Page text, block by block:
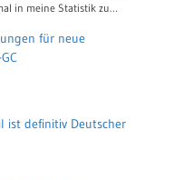
in meine Statistik zu…
für neue
ist definitiv Deutscher